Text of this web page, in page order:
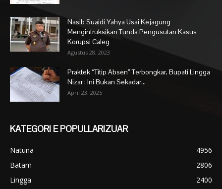
Nasib Suaidi Yahya Usai Kejagung
Mengintruksikan Tunda Pengusutan Kasus
Korupsi Caleg
Agustus 28, 2023
Praktek “Titip Absen” Terbongkar, Bupati Lingga
Nizar : Ini Bukan Sekadar...
April 23, 2025
KATEGORI E POPULLARIZUAR
Natuna
4956
Batam
2806
Lingga
2400